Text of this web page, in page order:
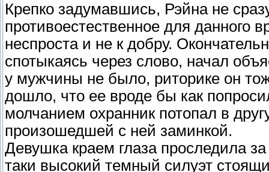
Крепко задумавшись, Рэйна не
противоестественное для данного
неспроста и не к добру.
спотыкаясь через слово, начал
у мужчины не было, риторике он
дошло, что ее вроде бы как
молчанием охранник потопал в
произошедшей с ней заминкой.
Девушка краем глаза проследила
таки высокий темный силуэт